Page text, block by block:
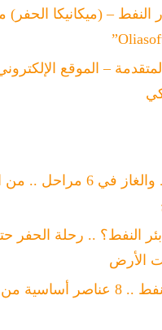
النفط – (ميكانيكا الحفر)
– الموقع
حفر آبار النفط والغاز في 6
الأرض
مكونات آبار النفط .. 8 عناصر